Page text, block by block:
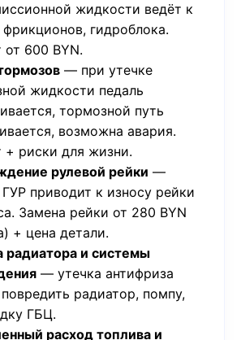
жидкости ведёт к
фрикционов, гидроблока.
от 600 BYN.
— при утечке
жидкости педаль
тормозной путь
возможна авария.
+ риски для жизни.
рулевой рейки —
ГУР приводит к износу рейки
Замена рейки от 280 BYN
+ цена детали.
радиатора и системы
— утечка антифриза
радиатор, помпу,
ГБЦ.
расход топлива и